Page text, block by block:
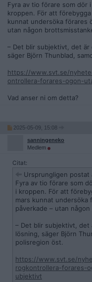
Fyra av tio förare som dör
kroppen. För att
kunnat undersöka förares
utan någon
– Det blir subjektivt, det
säger Björn Thunblad,
https://www.svt.se/
ontrollera-forares-ogon-
Vad anser ni om detta?
2025-05-09, 15:08
sanningeneko
Medlem
Citat:
Ursprungligen postat
Fyra av tio förare som
i kroppen. För att
mars kunnat
påverkade – utan
– Det blir subjektivt,
lösning, säger Björn
polisregion öst.
https://www.svt.se/
rogkontrollera-forares-
ubjektivt